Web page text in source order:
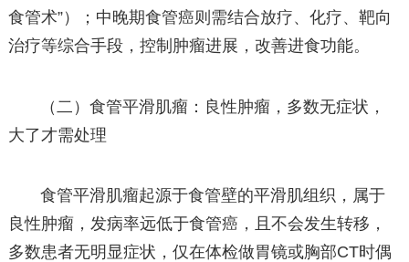
食管术”）；中晚期食管癌则需结合放疗、化疗、靶向
治疗等综合手段，控制肿瘤进展，改善进食功能。
（二）食管平滑肌瘤：良性肿瘤，多数无症状，
大了才需处理
食管平滑肌瘤起源于食管壁的平滑肌组织，属于
良性肿瘤，发病率远低于食管癌，且不会发生转移，
多数患者无明显症状，仅在体检做胃镜或胸部CT时偶